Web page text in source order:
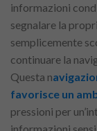
informazioni
segnalare la
semplicemente
continuare la
Questa n
favorisce un
pressioni per